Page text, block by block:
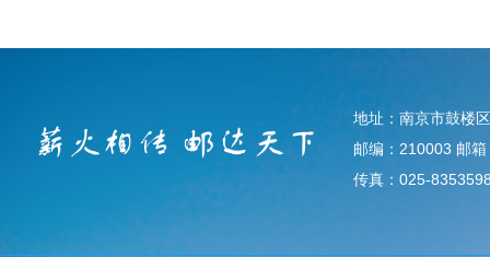
地址：南京市鼓楼
邮编：210003 邮
传真：025-